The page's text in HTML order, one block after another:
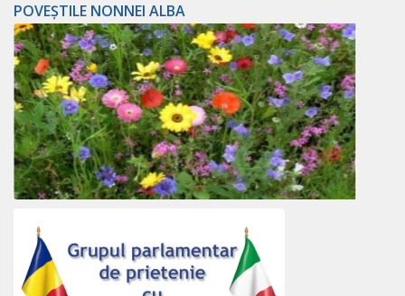
POVEȘTILE NONNEI ALBA